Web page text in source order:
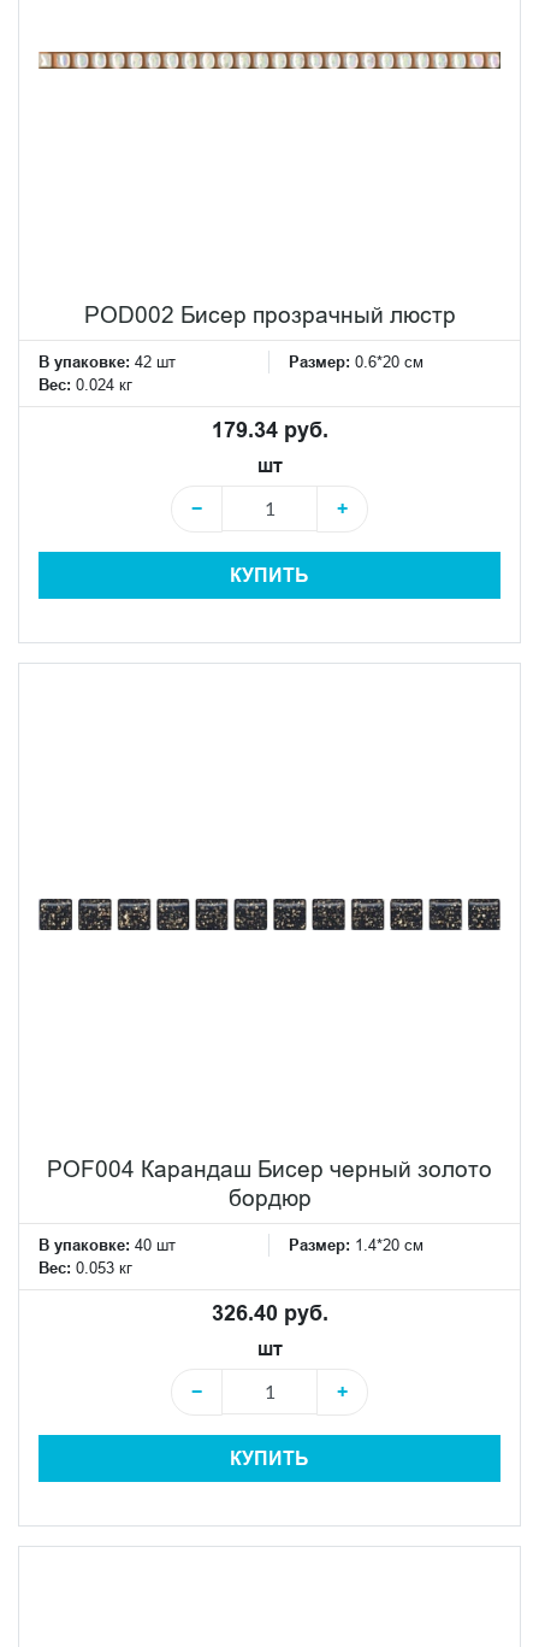
POD002 Бисер прозрачный люстр
В упаковке: 42 шт Размер: 0.6*20 см
Вес: 0.024 кг
179.34 руб.
шт
−
+
КУПИТЬ
POF004 Карандаш Бисер черный золото
бордюр
В упаковке: 40 шт Размер: 1.4*20 см
Вес: 0.053 кг
326.40 руб.
шт
−
+
КУПИТЬ